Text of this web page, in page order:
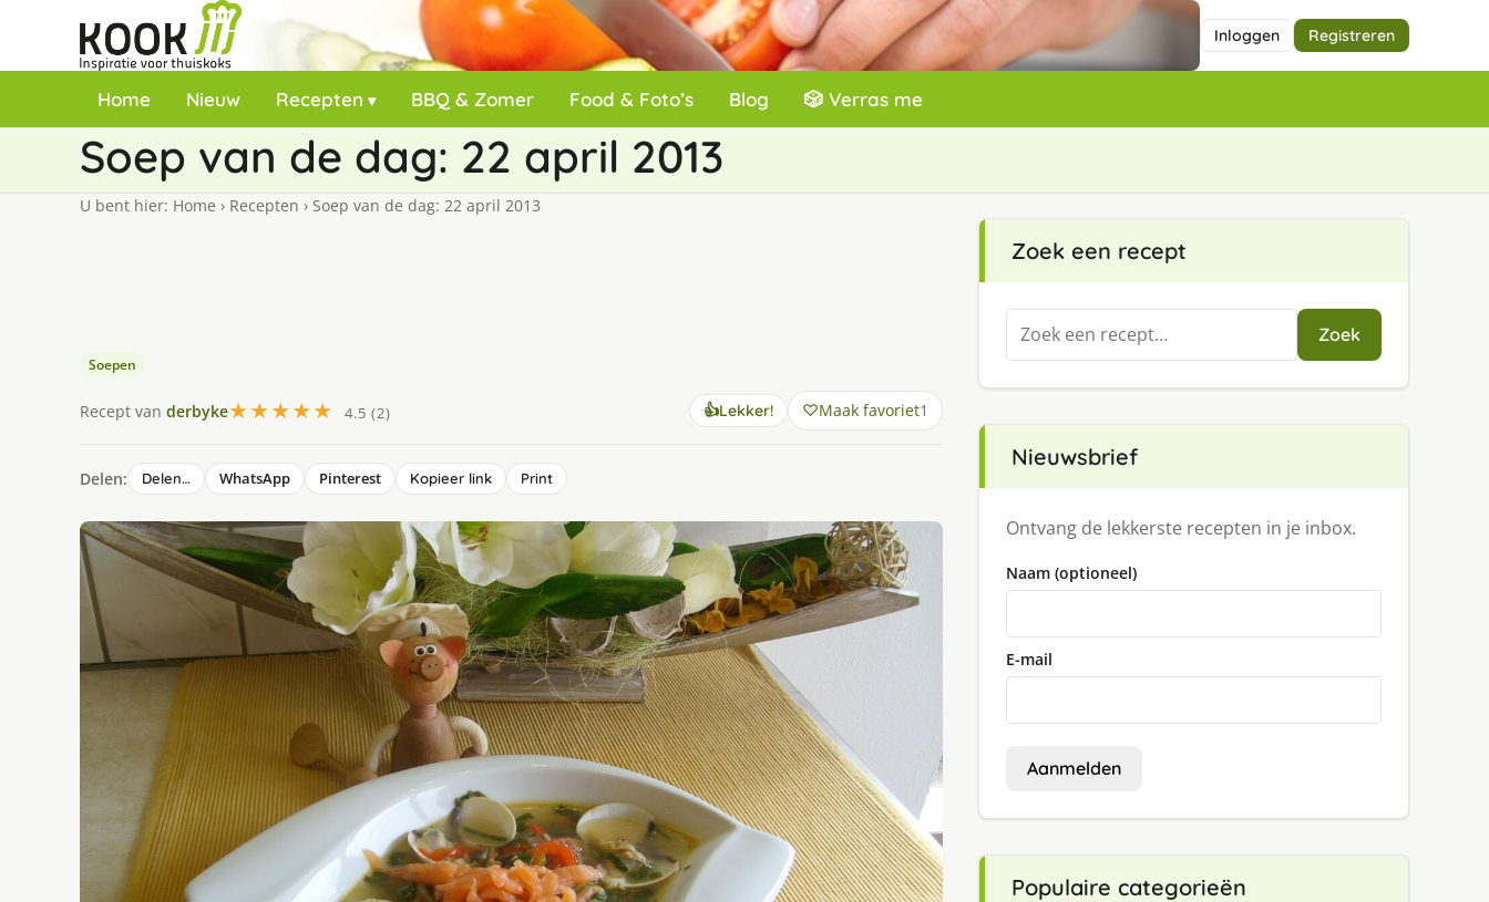
Inloggen Registreren
Home Nieuw Recepten BBQ & Zomer Food & Foto’s Blog 🎲 Verras me
Soep van de dag: 22 april 2013
U bent hier: Home › Recepten › Soep van de dag: 22 april 2013
Soepen
Recept van derbyke★★★★★ 4.5 (2) 👍Lekker! Maak favoriet1
Delen: Delen… WhatsApp Pinterest Kopieer link Print
Zoek een recept
Zoeken
naar:
Zoek
Nieuwsbrief
Ontvang de lekkerste recepten in je inbox.
Naam (optioneel)
E-mail
Aanmelden
Populaire categorieën